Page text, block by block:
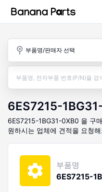
부품명/판매자 선택
6ES7215-
6ES7215-1BG31-0XB0 을 구
원하시는 업체에 견적을 요청해
부품명
6ES7215-